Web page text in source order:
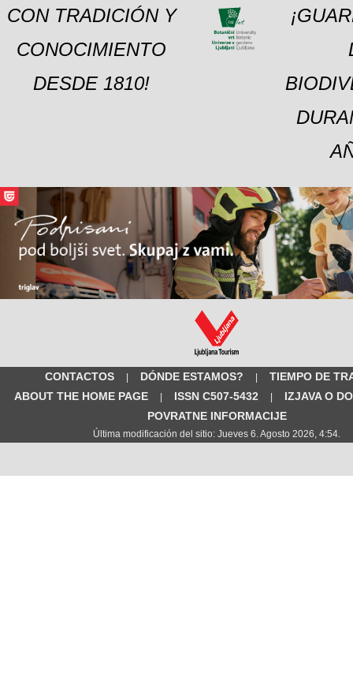
CON TRADICIÓN Y
CONOCIMIENTO
DESDE 1810!
CONTACTOS | DÓNDE ESTAMOS? |
TIEMPO DE
ABOUT THE HOME PAGE
| ISSN C507-5432 |
IZJAVA O
POVRATNE INFORMACIJE
Última modificación del sitio: Jueves 6. Agosto 2026, 4:54.